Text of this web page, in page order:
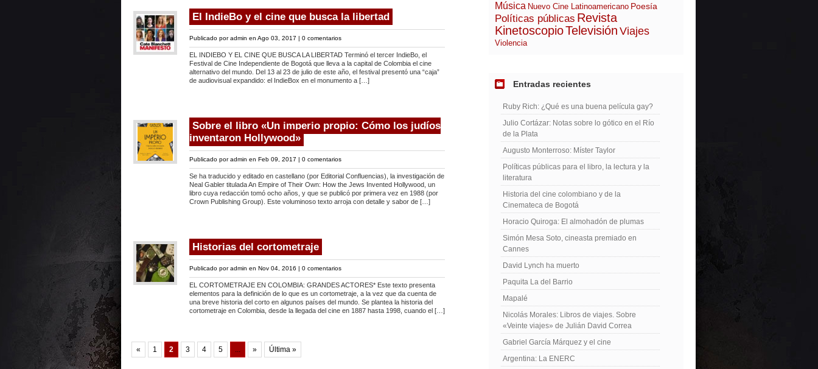
El IndieBo y el cine que busca la libertad
Publicado poradmin en Ago 03, 2017 | 0 comentarios
EL INDIEBO Y EL CINE QUE BUSCA LA LIBERTAD Terminó el tercer IndieBo, el
Festival de Cine Independiente de Bogotá que lleva a la capital de Colombia el cine
alternativo del mundo. Del 13 al 23 de julio de este año, el festival presentó una “caja”
de audiovisual expandido: el IndieBox en el monumento a […]
Sobre el libro «Un imperio propio: Cómo los judíos
inventaron Hollywood»
Publicado poradmin en Feb 09, 2017 | 0 comentarios
Se ha traducido y editado en castellano (por Editorial Confluencias), la investigación de
Neal Gabler titulada An Empire of Their Own: How the Jews Invented Hollywood, un
libro cuya redacción tomó ocho años, y que se publicó por primera vez en 1988 (por
Crown Publishing Group). Este voluminoso texto arroja con detalle y sabor de […]
Historias del cortometraje
Publicado poradmin en Nov 04, 2016 | 0 comentarios
EL CORTOMETRAJE EN COLOMBIA: GRANDES ACTORES* Este texto presenta
elementos para la definición de lo que es un cortometraje, a la vez que da cuenta de
una breve historia del corto en algunos países del mundo. Se plantea la historia del
cortometraje en Colombia, desde la llegada del cine en 1887 hasta 1998, cuando el […]
« 1 2 3 4 5 ... » Última »
Música Nuevo Cine Latinoamericano Poesía
Políticas públicas Revista
KinetoscopioTelevisiónViajes
Violencia
Entradas recientes
Ruby Rich: ¿Qué es una buena película gay?
Julio Cortázar: Notas sobre lo gótico en el Río
de la Plata
Augusto Monterroso: Míster Taylor
Políticas públicas para el libro, la lectura y la
literatura
Historia del cine colombiano y de la
Cinemateca de Bogotá
Horacio Quiroga: El almohadón de plumas
Simón Mesa Soto, cineasta premiado en
Cannes
David Lynch ha muerto
Paquita La del Barrio
Mapalé
Nicolás Morales: Libros de viajes. Sobre
«Veinte viajes» de Julián David Correa
Gabriel García Márquez y el cine
Argentina: La ENERC